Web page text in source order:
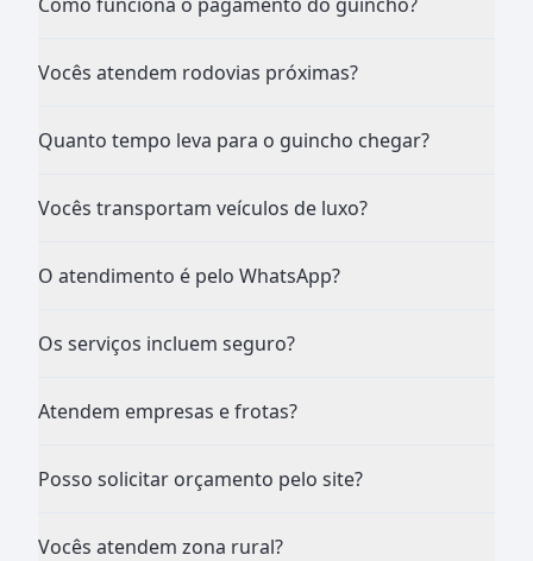
Vocês atendem rodovias próximas?
Quanto tempo leva para o guincho chegar?
Vocês transportam veículos de luxo?
O atendimento é pelo WhatsApp?
Os serviços incluem seguro?
Atendem empresas e frotas?
Posso solicitar orçamento pelo site?
Vocês atendem zona rural?